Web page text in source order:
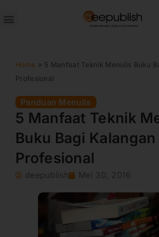
ke
Home » 5 Manfaat Teknik Menulis Buku
Profesional
Panduan Menulis
5 Manfaat Teknik
Buku Bagi Kalangan
Profesional
deepublish Mei 30, 2016